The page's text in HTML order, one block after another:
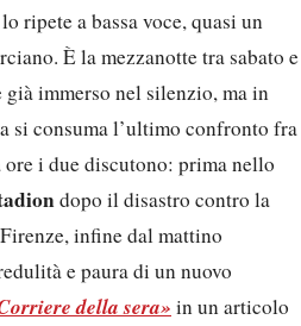
lo ripete a bassa voce, quasi un
È la mezzanotte tra sabato e
immerso nel silenzio, ma in
si consuma l’ultimo confronto fra
i due discutono: prima nello
dopo il disastro contro la
infine dal mattino
e paura di un nuovo
della sera» in un articolo